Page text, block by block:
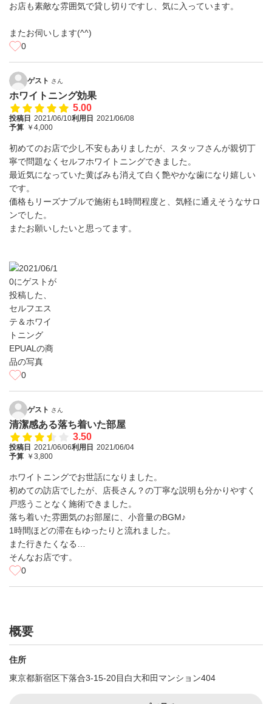
お店も素敵な雰囲気で貸し切りですし、気に入っています。
またお伺いします(^^)
0
ゲスト さん
ホワイトニング効果
5.00
投稿日 2021/06/10利用日 2021/06/08
予算 ￥4,000
初めてのお店で少し不安もありましたが、スタッフさんが親切丁
寧で問題なくセルフホワイトニングできました。
最近気になっていた黄ばみも消えて白く艶やかな歯になり嬉しい
です。
価格もリーズナブルで施術も1時間程度と、気軽に通えそうなサロ
ンでした。
またお願いしたいと思ってます。
0
ゲスト さん
清潔感ある落ち着いた部屋
3.50
投稿日 2021/06/06利用日 2021/06/04
予算 ￥3,800
ホワイトニングでお世話になりました。
初めての訪店でしたが、店長さん？の丁寧な説明も分かりやすく
戸惑うことなく施術できました。
落ち着いた雰囲気のお部屋に、小音量のBGM♪
1時間ほどの滞在もゆったりと流れました。
また行きたくなる…
そんなお店です。
0
概要
住所
東京都新宿区下落合3-15-20目白大和田マンション404